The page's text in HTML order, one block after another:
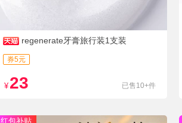
regenerate牙膏旅行装1支装
券5元
¥ 23 已售10+件
红包补贴